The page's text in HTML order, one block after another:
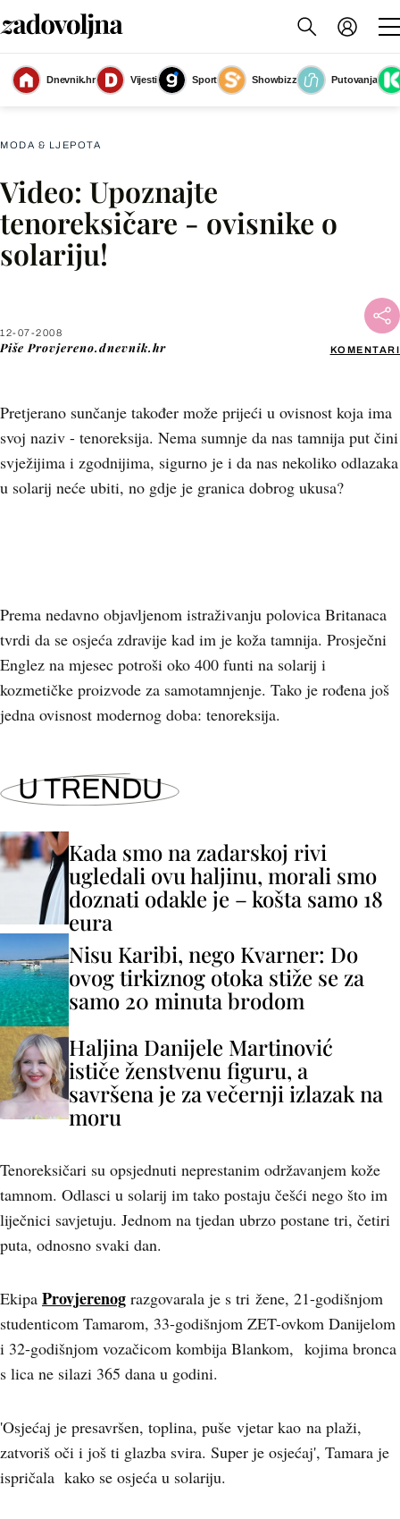
Dnevnik.hr Vijesti Sport Showbizz
Putovanja
Slika nije dostupna
MODA & LJEPOTA
Video: Upoznajte
tenoreksičare - ovisnike o
solariju!
12-07-2008
Piše Provjereno.dnevnik.hr KOMENTARI
Pretjerano sunčanje također može prijeći u ovisnost koja ima
svoj naziv - tenoreksija. Nema sumnje da nas tamnija put čini
svježijima i zgodnijima, sigurno je i da nas nekoliko odlazaka
u solarij neće ubiti, no gdje je granica dobrog ukusa?
Facebook
Prema nedavno objavljenom istraživanju polovica Britanaca
tvrdi da se osjeća zdravije kad im je koža tamnija. Prosječni
Englez na mjesec potroši oko 400 funti na solarij i
kozmetičke proizvode za samotamnjenje. Tako je rođena još
jedna ovisnost modernog doba: tenoreksija.
U TRENDU
Kada smo na zadarskoj rivi
ugledali ovu haljinu, morali smo
doznati odakle je – košta samo 18
eura
Nisu Karibi, nego Kvarner: Do
ovog tirkiznog otoka stiže se za
samo 20 minuta brodom
Haljina Danijele Martinović
ističe ženstvenu figuru, a
savršena je za večernji izlazak na
moru
Tenoreksičari su opsjednuti neprestanim održavanjem kože
tamnom. Odlasci u solarij im tako postaju češći nego što im
liječnici savjetuju. Jednom na tjedan ubrzo postane tri, četiri
puta, odnosno svaki dan.
Ekipa Provjerenog razgovarala je s tri žene, 21-godišnjom
studenticom Tamarom, 33-godišnjom ZET-ovkom Danijelom
i 32-godišnjom vozačicom kombija Blankom, kojima bronca
s lica ne silazi 365 dana u godini.
'Osjećaj je presavršen, toplina, puše vjetar kao na plaži,
zatvoriš oči i još ti glazba svira. Super je osjećaj', Tamara je
ispričala kako se osjeća u solariju.